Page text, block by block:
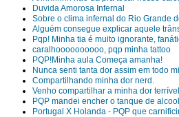
Duvida Amorosa Infernal
Sobre o clima infernal do Rio Grande
Alguém consegue explicar aquele
Pqp! Minha tia é muito ignorante,
caralhoooooooooo, pqp minha tattoo
PQP!Minha aula Começa amanha!
Nunca senti tanta dor assim em todo
Compartilhando minha dor nerd.
Venho compartilhar a minha dor
PQP mandei encher o tanque de
Portugal X Holanda - PQP que